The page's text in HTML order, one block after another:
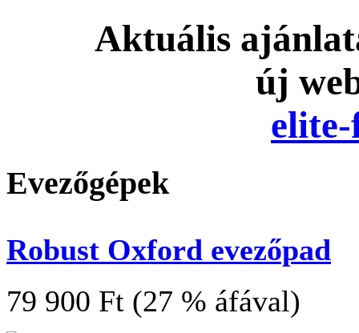
Aktuális
új
Evezőgépek
Robust Oxford evezőpad
79 900 Ft (27 % áfával)